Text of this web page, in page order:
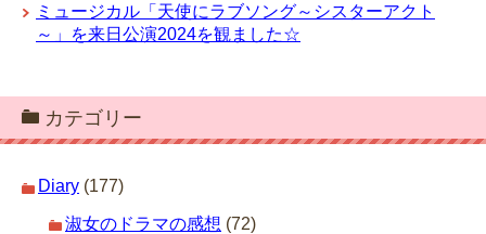
ミュージカル「天使にラブソング～シスターアクト
～」を来日公演2024を観ました☆
カテゴリー
Diary (177)
淑女のドラマの感想 (72)